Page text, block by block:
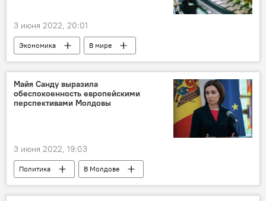
3 июня 2022, 20:01
Экономика В мире
Майя Санду выразила
обеспокоенность европейскими
перспективами Молдовы
3 июня 2022, 19:03
Политика В Молдове